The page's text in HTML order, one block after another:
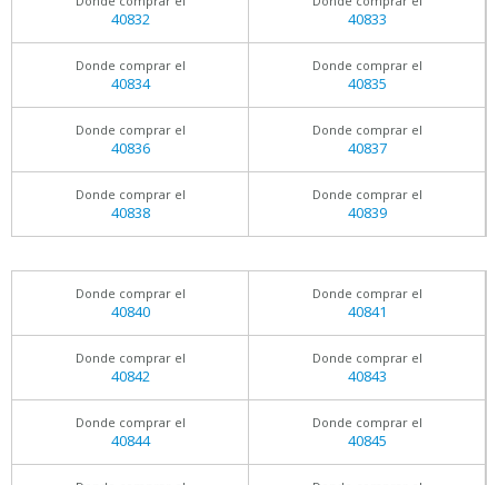
40832 40833
Donde comprar el
40834
Donde comprar el
40835
Donde comprar el
40836
Donde comprar el
40837
Donde comprar el
40838
Donde comprar el
40839
Donde comprar el
40840
Donde comprar el
40841
Donde comprar el
40842
Donde comprar el
40843
Donde comprar el
40844
Donde comprar el
40845